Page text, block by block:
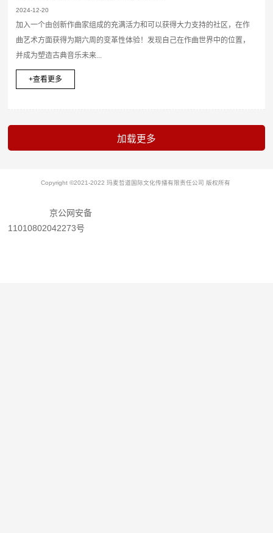
2024-12-20
加入一个由创新作曲家组成的充满活力和可以获得大力支持的社区，在作
曲艺术方面获得为期六周的变革性体验！发现自己在作曲世界中的位置，
并成为塑造古典音乐未来...
+查看更多
Copyright ©2021-2022 玛麦哲道国际文化传播有限责任公司 版权所有
京公网安备
11010802042273号